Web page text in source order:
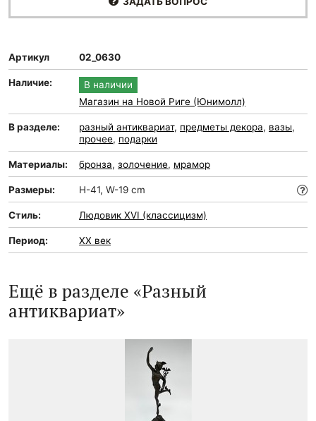
Артикул 02_0630
Наличие:
В наличии
Магазин на Новой Риге (Юнимолл)
В разделе: разный антиквариат, предметы декора, вазы,
прочее, подарки
Материалы: бронза, золочение, мрамор
Размеры: H-41, W-19 cm
Стиль: Людовик XVI (классицизм)
Период: XX век
Ещё в разделе «Разный
антиквариат»